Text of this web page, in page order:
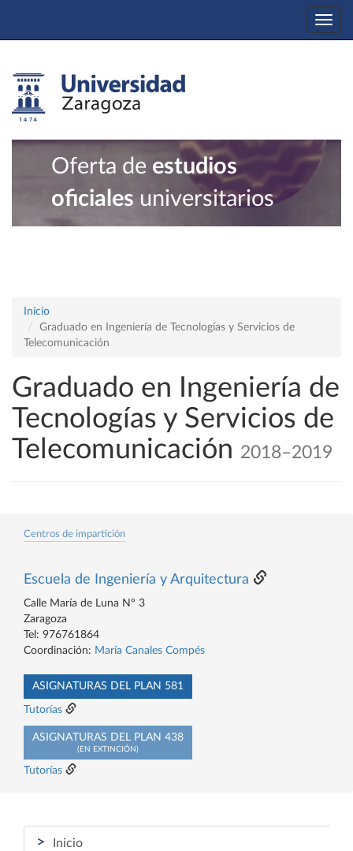
Oferta de estudios
oficiales universitarios
Inicio
Graduado en Ingeniería de Tecnologías y Servicios de
Telecomunicación
Graduado en Ingeniería de
Tecnologías y Servicios de
Telecomunicación 2018–2019
Centros de impartición
Escuela de Ingeniería y Arquitectura
Calle María de Luna Nº 3
Zaragoza
Tel: 976761864
Coordinación: María Canales Compés
ASIGNATURAS DEL PLAN 581
Tutorías
ASIGNATURAS DEL PLAN 438
(EN EXTINCIÓN)
Tutorías
> Inicio